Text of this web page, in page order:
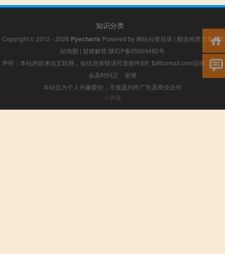
知识分类
Copyright © 2012 - 2026 Pyecharts Powered by 网站分类目录 | 精选推荐文章|网
站地图 | 疑难解答 陕ICP备05009492号
声明：本站内容来自互联网，如信息有错误可发邮件到f_fb#foxmail.com说明，我们
会及时纠正，谢谢
本站仅为个人兴趣爱好，不接盈利性广告及商业合作
小男孩